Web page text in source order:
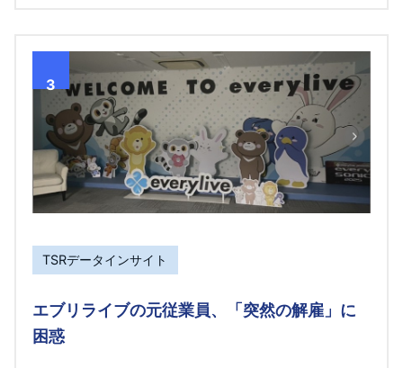
3
TSRデータインサイト
エブリライブの元従業員、「突然の解雇」に
困惑